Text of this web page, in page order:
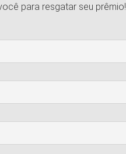
para resgatar seu prêmio!